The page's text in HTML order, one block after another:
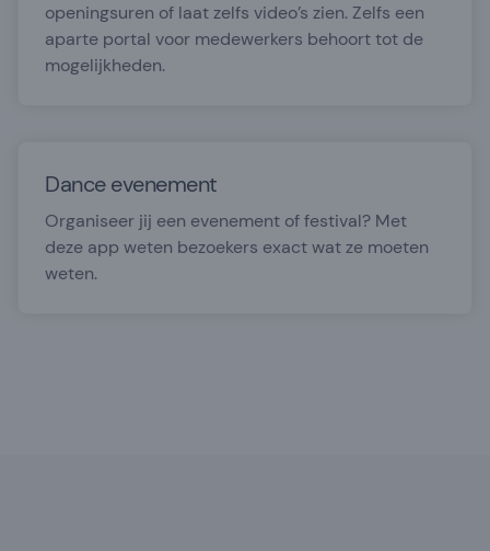
openingsuren of laat zelfs video’s zien. Zelfs een
aparte portal voor medewerkers behoort tot de
mogelijkheden.
Dance evenement
Organiseer jij een evenement of festival? Met
deze app weten bezoekers exact wat ze moeten
weten.